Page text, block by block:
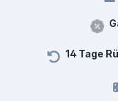
14 Tage